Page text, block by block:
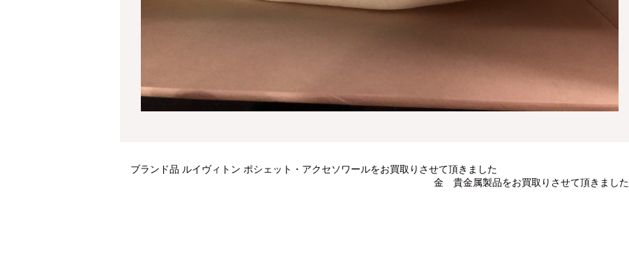
ブランド品 ルイヴィトン ポシェット・アクセソワールをお買取りさせて頂きました
金 貴金属製品をお買取りさせて頂きました